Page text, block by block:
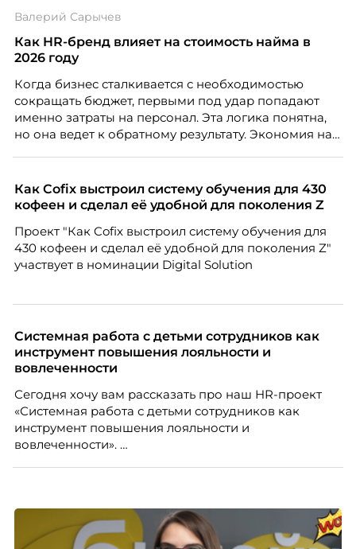
Валерий Сарычев
Как HR-бренд влияет на стоимость найма в
2026 году
Когда бизнес сталкивается с необходимостью
сокращать бюджет, первыми под удар попадают
именно затраты на персонал. Эта логика понятна,
но она ведет к обратному результату. Экономия на
значит – сокращает доходы бизнеса.
Как Cofix выстроил систему обучения для 430
кофеен и сделал её удобной для поколения Z
Проект "Как Cofix выстроил систему обучения для
430 кофеен и сделал её удобной для поколения Z"
участвует в номинации Digital Solution
Системная работа с детьми сотрудников как
инструмент повышения лояльности и
вовлеченности
Сегодня хочу вам рассказать про наш HR-проект
«Системная работа с детьми сотрудников как
инструмент повышения лояльности и
вовлеченности».